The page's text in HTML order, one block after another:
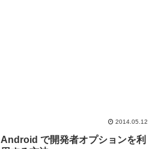
2014.05.12
Android で開発者オプションを利